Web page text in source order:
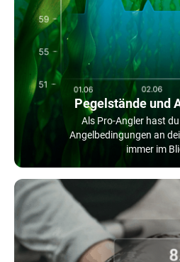
Pegelstände und
Als Pro-Angler hast
Angelbedingungen an
immer im